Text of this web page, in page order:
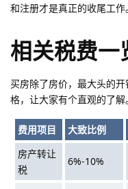
和注册才是真正的收尾工作。
相关税费一
买房除了房价，最大头的
格，让大家有个直观的了解。
费用项目 大致比例
房产转让
税
6%-10%